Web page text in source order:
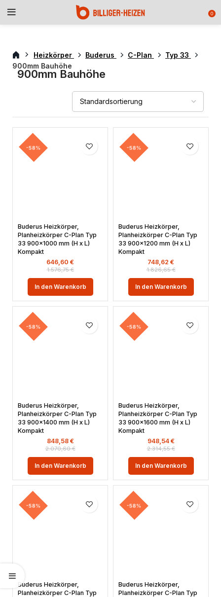
0
Heizkörper Buderus C-Plan
Typ 33
900mm Bauhöhe
900mm Bauhöhe
-58%
Buderus Heizkörper,
Planheizkörper C-Plan Typ
33 900×1000 mm (H x L)
Kompakt
1.576,75€
646,60 €
In den Warenkorb
-58%
Buderus Heizkörper,
Planheizkörper C-Plan Typ
33 900×1200 mm (H x L)
Kompakt
1.826,65€
748,62 €
In den Warenkorb
-58%
Buderus Heizkörper,
Planheizkörper C-Plan Typ
33 900×1400 mm (H x L)
Kompakt
2.070,60€
848,58 €
In den Warenkorb
-58%
Buderus Heizkörper,
Planheizkörper C-Plan Typ
33 900×1600 mm (H x L)
Kompakt
2.314,55€
948,54 €
In den Warenkorb
-58%
Buderus Heizkörper,
Planheizkörper C-Plan Typ
-58%
Buderus Heizkörper,
Planheizkörper C-Plan Typ